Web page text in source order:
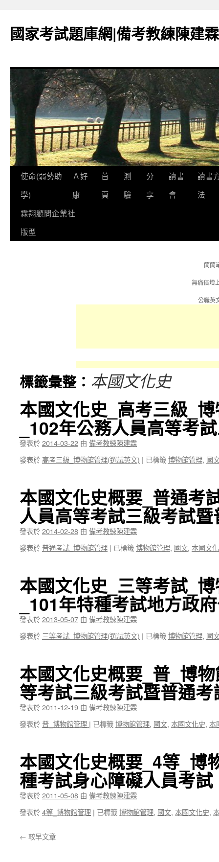
國家考試題庫網|備考教練陳建霖
跳使命(弱勢助
學)
Ａ好
康
首
頁
測
驗
分
享
讀書
會
讀書
法
霖翔顧問企業社
版型
簡簡
無痛倍增
公職英
標籤彙整： 本國文化史
本國文化史_高考三級_
_102年公務人員高等考
發表於2014-03-22 由 備考教練陳建霖
發表於 高考三級_博物館管理(選試英文) | 已標籤博物館管理, 國
本國文化史概要_普通考
人員高等考試三級考試
發表於2014-02-28 由 備考教練陳建霖
發表於普通考試_博物館管理 | 已標籤博物館管理, 國文, 本國文
本國文化史_三等考試_
_101年特種考試地方政
發表於2013-05-07 由 備考教練陳建霖
發表於 三等考試_博物館管理(選試英文) | 已標籤博物館管理, 國
本國文化史概要_普_博
等考試三級考試暨普通考
發表於2011-12-19 由 備考教練陳建霖
發表於普_博物館管理 | 已標籤博物館管理, 國文, 本國文化史, 本
本國文化史概要_4等_博
種考試身心障礙人員考試
發表於2011-05-08 由 備考教練陳建霖
發表於4等_博物館管理 | 已標籤博物館管理, 國文, 本國文化史,
← 較早文章